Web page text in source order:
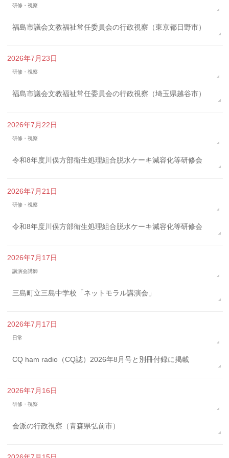
研修・視察
福島市議会文教福祉常任委員会の行政視察（東京都日野市）
2026年7月23日
研修・視察
福島市議会文教福祉常任委員会の行政視察（埼玉県越谷市）
2026年7月22日
研修・視察
令和8年度川俣方部衛生処理組合脱水ケーキ減容化等研修会
2026年7月21日
研修・視察
令和8年度川俣方部衛生処理組合脱水ケーキ減容化等研修会
2026年7月17日
講演会講師
三島町立三島中学校「ネットモラル講演会」
2026年7月17日
日常
CQ ham radio（CQ誌）2026年8月号と別冊付録に掲載
2026年7月16日
研修・視察
会派の行政視察（青森県弘前市）